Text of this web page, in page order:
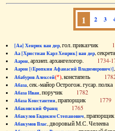
1 2 3
[Аа] Хенрик ван дер, гол. приказчик
Аа [Христиан Карл Хенрик] ван дер,
Аарон, архиеп. архангелогор. 1734-
Аарон [(Еропкин Афанасий Владимирович)]
Абабуров Алексей(*), констапель
Абаза, сек.-майор Острогож. гусар.
Абаза Иван, поручик 1782
Абаза Константин, прапорщик 1779
Абаковский Франц 1765
Абакулов Евдоким Степанович,
Абакумов Влас, дворовый М.С.